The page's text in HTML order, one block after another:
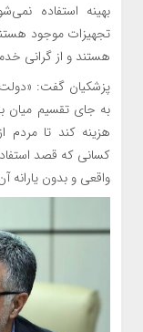
بهینه استفاده
تجهیزات موجود
هستند و از گرانی
پزشکیان گفت:
به جای تقسیم
هزینه کند تا مردم
کسانی که قصد
واقعی و بدون یارانه